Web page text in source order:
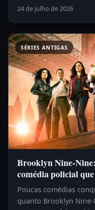
24 de julho de 2026
SÉRIES ANTIGAS
Brooklyn Nine-
comédia policial
Poucas comédias
quanto Brooklyn